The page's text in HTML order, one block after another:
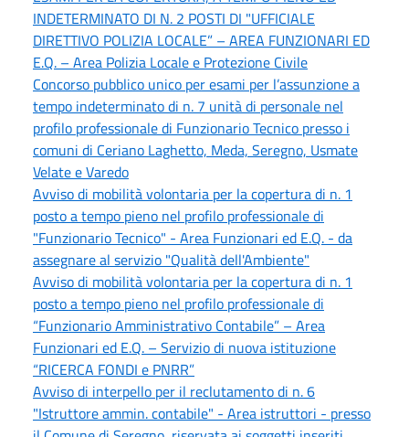
INDETERMINATO DI N. 2 POSTI DI "UFFICIALE
DIRETTIVO POLIZIA LOCALE” – AREA FUNZIONARI ED
E.Q. – Area Polizia Locale e Protezione Civile
Concorso pubblico unico per esami per l’assunzione a
tempo indeterminato di n. 7 unità di personale nel
profilo professionale di Funzionario Tecnico presso i
comuni di Ceriano Laghetto, Meda, Seregno, Usmate
Velate e Varedo
Avviso di mobilità volontaria per la copertura di n. 1
posto a tempo pieno nel profilo professionale di
"Funzionario Tecnico" - Area Funzionari ed E.Q. - da
assegnare al servizio "Qualità dell'Ambiente"
Avviso di mobilità volontaria per la copertura di n. 1
posto a tempo pieno nel profilo professionale di
“Funzionario Amministrativo Contabile” – Area
Funzionari ed E.Q. – Servizio di nuova istituzione
“RICERCA FONDI e PNRR”
Avviso di interpello per il reclutamento di n. 6
"Istruttore ammin. contabile" - Area istruttori - presso